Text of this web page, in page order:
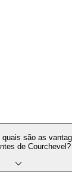
são as
de Courchevel?